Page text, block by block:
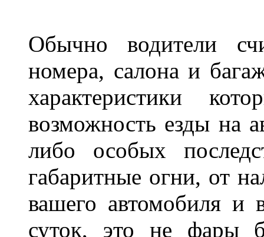
Обычно водители
номера, салона и
характеристики
возможность езды на
либо особых
габаритные огни, от
вашего автомобиля и
суток, это не фары